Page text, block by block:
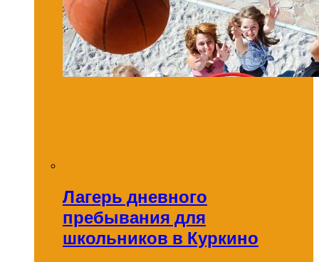
Лагерь дневного
пребывания для
школьников в Куркино